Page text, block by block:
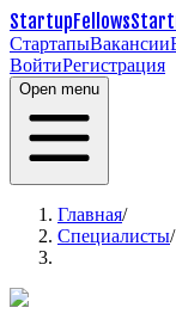
StartupFellows
СтартапыВакансии
ВойтиРегистрация
Open menu
Главная/
Специалисты/